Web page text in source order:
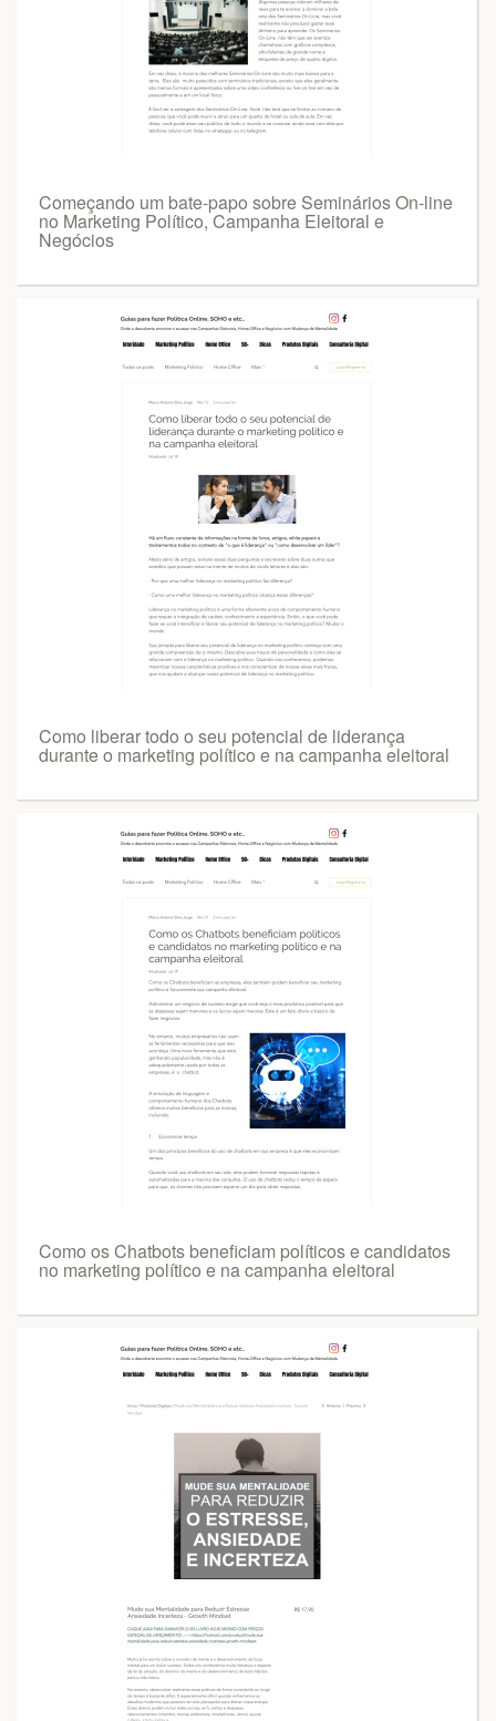
Começando um bate-papo sobre Seminários On-line
no Marketing Político, Campanha Eleitoral e
Negócios
Como liberar todo o seu potencial de liderança
durante o marketing político e na campanha eleitoral
Como os Chatbots beneficiam políticos e candidatos
no marketing político e na campanha eleitoral